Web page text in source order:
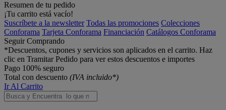
Resumen de tu pedido
¡Tu carrito está vacío!
Suscríbete a la newsletter Todas las promociones Colecciones
Conforama Tarjeta Conforama Financiación Catálogos Conforama
Seguir Comprando
*Descuentos, cupones y servicios son aplicados en el carrito. Haz
clic en Tramitar Pedido para ver estos descuentos e importes
Pago 100% seguro
Total con descuento (IVA incluido*)
Ir Al Carrito